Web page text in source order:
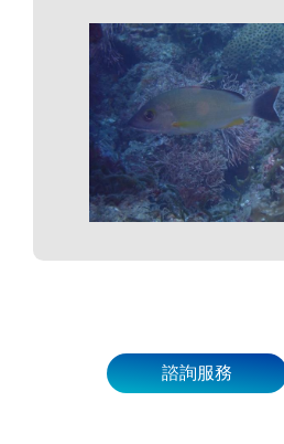
諮詢服務